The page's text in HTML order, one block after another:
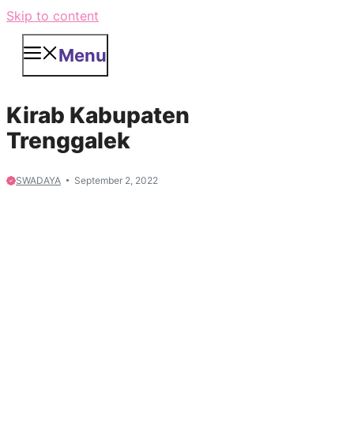
Skip to content
Menu
Kirab Kabupaten
Trenggalek
SWADAYA September 2, 2022